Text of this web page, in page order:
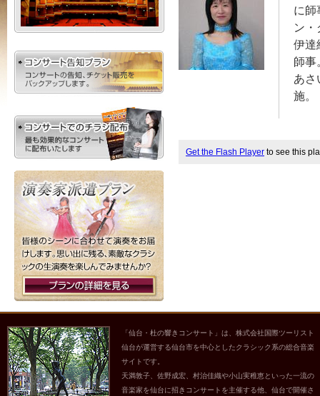
に師
ン
伊達
師事
あさ
施。
Get the Flash Player to see this
「仙台・杜の響きコンサート」は、株式会社国際ツーリスト
仙台が運営する仙台市を中心としたクラシック系の総合音楽
サイトです。
天満敦子、佐野成宏、村治佳織や小山実稚恵といった一流の
音楽家を仙台に招きコンサートを主催する他、仙台で開催さ